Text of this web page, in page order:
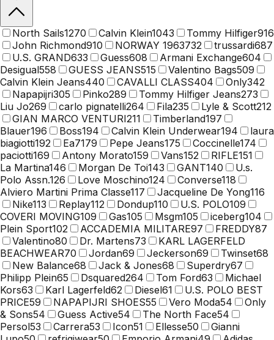
North Sails1270 Calvin Klein1043 Tommy Hilfiger916
John Richmond910 NORWAY 1963732 trussardi687
U.S. GRAND633 Guess608 Armani Exchange604
Desigual558 GUESS JEANS515 Valentino Bags509
Calvin Klein Jeans440 CAVALLI CLASS404 Only342
Napapijri305 Pinko289 Tommy Hilfiger Jeans273
Liu Jo269 carlo pignatelli264 Fila235 Lyle & Scott212
GIAN MARCO VENTURI211 Timberland197
Blauer196 Boss194 Calvin Klein Underwear194
laura
biagiotti192 Ea7179 Pepe Jeans175 Coccinelle174
paciotti169 Antony Morato159 Vans152 RIFLE151
La Martina146 Morgan De Toi143 GANT140
U.s.
Polo Assn.126 Love Moschino124 Converse118
Alviero Martini Prima Classe117 Jacqueline De Yong116
Nike113 Replay112 Dondup110 U.S. POLO109
COVERI MOVING109 Gas105 Msgm105 iceberg104
Plein Sport102 ACCADEMIA MILITARE97 FREDDY87
Valentino80 Dr. Martens73
KARL LAGERFELD
BEACHWEAR70 Jordan69 Jeckerson69 Twinset68
New Balance68 Jack & Jones68 Superdry67
Philipp Plein65 Dsquared264 Tom Ford63
Michael
Kors63 Karl Lagerfeld62 Diesel61
U.S. POLO BEST
PRICE59 NAPAPIJRI SHOES55 Vero Moda54
Only
& Sons54 Guess Active54 The North Face54
Persol53 Carrera53 Icon51 Ellesse50
Gianni